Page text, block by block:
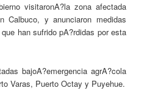
visitaronA?la zona afectada
Calbuco, y anunciaron medidas
han sufrido pA?rdidas por esta
bajoA?emergencia agrA?cola
Varas, Puerto Octay y Puyehue.